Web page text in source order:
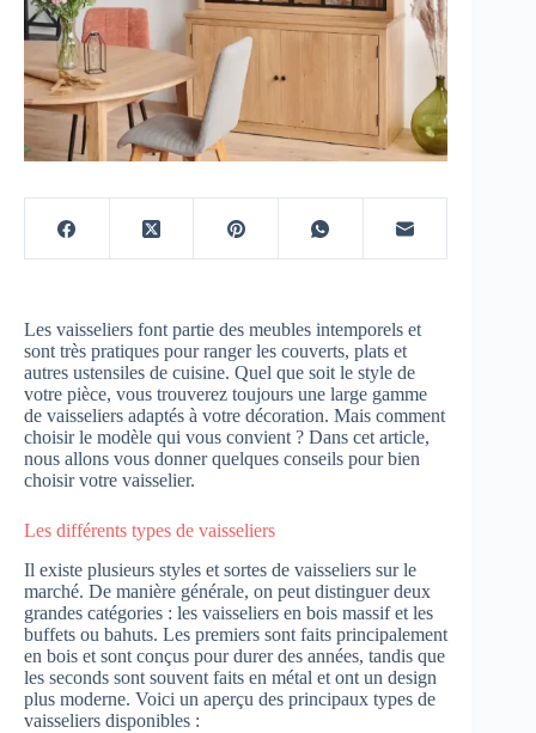
Les vaisseliers font partie des meubles intemporels et
sont très pratiques pour ranger les couverts, plats et
autres ustensiles de cuisine. Quel que soit le style de
votre pièce, vous trouverez toujours une large gamme
de vaisseliers adaptés à votre décoration. Mais comment
choisir le modèle qui vous convient ? Dans cet article,
nous allons vous donner quelques conseils pour bien
choisir votre vaisselier.
Les différents types de vaisseliers
Il existe plusieurs styles et sortes de vaisseliers sur le
marché. De manière générale, on peut distinguer deux
grandes catégories : les vaisseliers en bois massif et les
buffets ou bahuts. Les premiers sont faits principalement
en bois et sont conçus pour durer des années, tandis que
les seconds sont souvent faits en métal et ont un design
plus moderne. Voici un aperçu des principaux types de
vaisseliers disponibles :